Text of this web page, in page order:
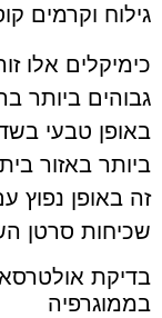
גילוח וקרמים
כימיקלים אלו
גבוהים ביותר
באופן טבעי
ביותר באזור
זה באופן נפוץ
שכיחות סרטן
בדיקת
בממוגרפיה